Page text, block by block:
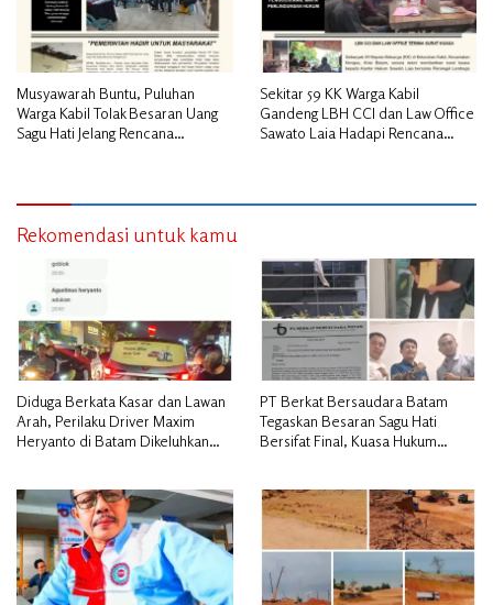
Musyawarah Buntu, Puluhan
Warga Kabil Tolak Besaran Uang
Sagu Hati Jelang Rencana
Sekitar 59 KK Warga Kabil
Gandeng LBH CCI dan Law Office
Sawato Laia Hadapi Rencana
Rekomendasi untuk kamu
Diduga Berkata Kasar dan Lawan
Arah, Perilaku Driver Maxim
Heryanto di Batam Dikeluhkan
PT Berkat Bersaudara Batam
Tegaskan Besaran Sagu Hati
Bersifat Final, Kuasa Hukum